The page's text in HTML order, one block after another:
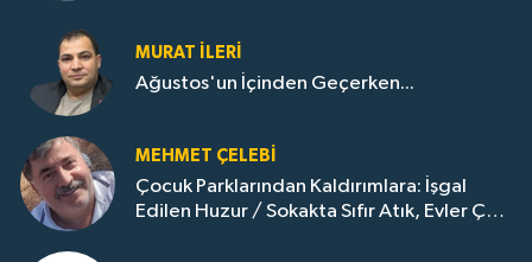
MURAT İLERI
Ağustos'un İçinden Geçerken...
MEHMET ÇELEBI
Çocuk Parklarından Kaldırımlara: İşgal
Edilen Huzur / Sokakta Sıfır Atık, Evler Çöp